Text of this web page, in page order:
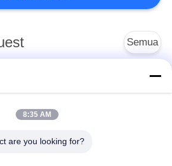
mampu melakukan R&D
Semua
Woodworking
Woodworking
8:35 AM
are you looking for?